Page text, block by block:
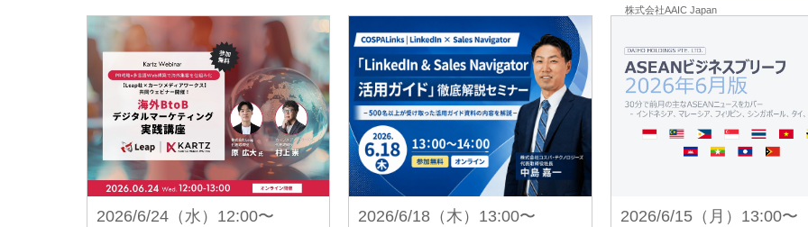
株式会社AAIC Japan
2026/6/24（水）12:00〜 2026/6/18（木）13:00〜 2026/6/15（月）13:00〜